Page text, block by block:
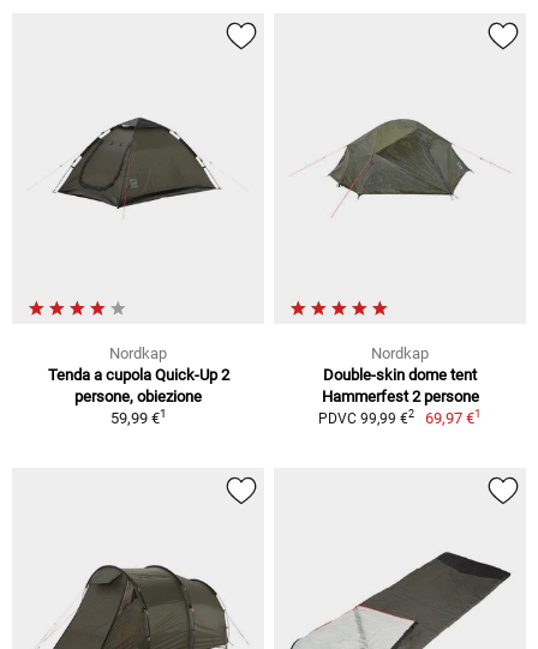
Nordkap
Tenda a cupola Quick-Up 2
persone, obiezione
59,99 €1
Nordkap
Double-skin dome tent
Hammerfest 2 persone
PDVC 99,99 €2 69,97 €1